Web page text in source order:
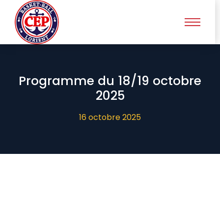
Programme du 18/19 octobre
2025
16 octobre 2025